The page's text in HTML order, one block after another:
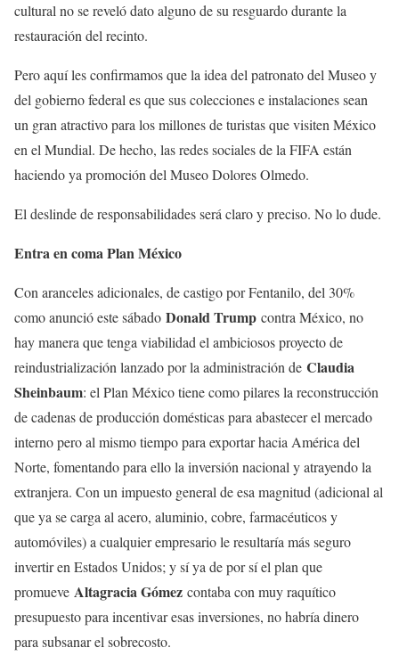
cultural no se reveló dato alguno de su resguardo durante la
restauración del recinto.
Pero aquí les confirmamos que la idea del patronato del Museo y
del gobierno federal es que sus colecciones e instalaciones sean
un gran atractivo para los millones de turistas que visiten México
en el Mundial. De hecho, las redes sociales de la FIFA están
haciendo ya promoción del Museo Dolores Olmedo.
El deslinde de responsabilidades será claro y preciso. No lo dude.
Entra en coma Plan México
Con aranceles adicionales, de castigo por Fentanilo, del 30%
como anunció este sábado Donald Trump contra México, no
hay manera que tenga viabilidad el ambiciosos proyecto de
reindustrialización lanzado por la administración de Claudia
Sheinbaum: el Plan México tiene como pilares la reconstrucción
de cadenas de producción domésticas para abastecer el mercado
interno pero al mismo tiempo para exportar hacia América del
Norte, fomentando para ello la inversión nacional y atrayendo la
extranjera. Con un impuesto general de esa magnitud (adicional al
que ya se carga al acero, aluminio, cobre, farmacéuticos y
automóviles) a cualquier empresario le resultaría más seguro
invertir en Estados Unidos; y sí ya de por sí el plan que
promueve Altagracia Gómez contaba con muy raquítico
presupuesto para incentivar esas inversiones, no habría dinero
para subsanar el sobrecosto.